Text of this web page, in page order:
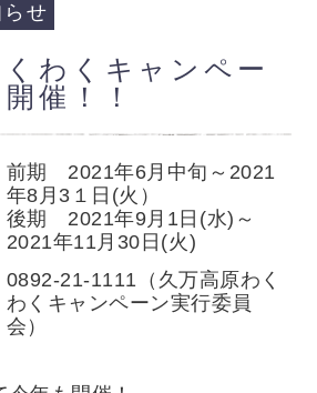
せ
わくキャンペー
催！！
前期 2021年6月中旬～2021
年8月3１日(火）
後期 2021年9月1日(水)～
2021年11月30日(火)
0892-21-1111（久万高原わく
わくキャンペーン実行委員
会）